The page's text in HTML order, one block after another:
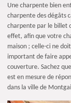
Une charpente bien
charpente des dégâts
charpente par le billet
effet, afin que votre
maison ; celle-ci ne
important de faire
couverture. Sachez
est en mesure de
dans la ville de